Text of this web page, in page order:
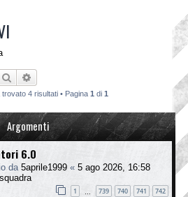
Cerca
4 risultati • Pagina 1 di 1
Argomenti
6.0
da 5aprile1999 « 5 ago 2026, 16:58
1 739 740 741 742